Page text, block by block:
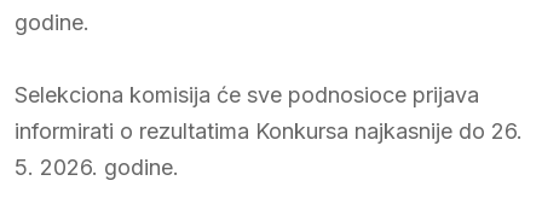
godine.
Selekciona komisija će sve podnosioce prijava
informirati o rezultatima Konkursa najkasnije do 26.
5. 2026. godine.